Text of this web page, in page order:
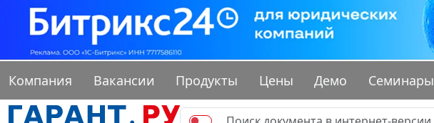
Компания Вакансии Продукты Цены Демо Семинары